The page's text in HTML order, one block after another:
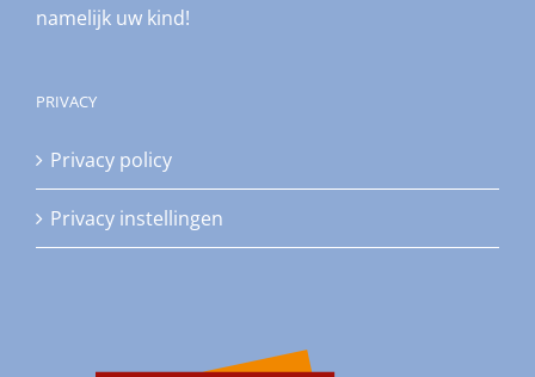
namelijk uw kind!
PRIVACY
Privacy policy
Privacy instellingen